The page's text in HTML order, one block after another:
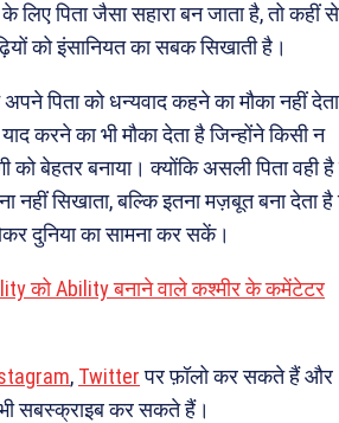
लिए पिता जैसा सहारा बन जाता है, तो कहीं
को इंसानियत का सबक सिखाती है।
पिता को धन्यवाद कहने का मौका नहीं
करने का भी मौका देता है जिन्होंने किसी न
को बेहतर बनाया। क्योंकि असली पिता वही
नहीं सिखाता, बल्कि इतना मज़बूत बना देता है
दुनिया का सामना कर सकें।
को Ability बनाने वाले कश्मीर के कमेंटेटर
, Twitterपर फ़ॉलो कर सकते हैं और
सबस्क्राइब कर सकते हैं।